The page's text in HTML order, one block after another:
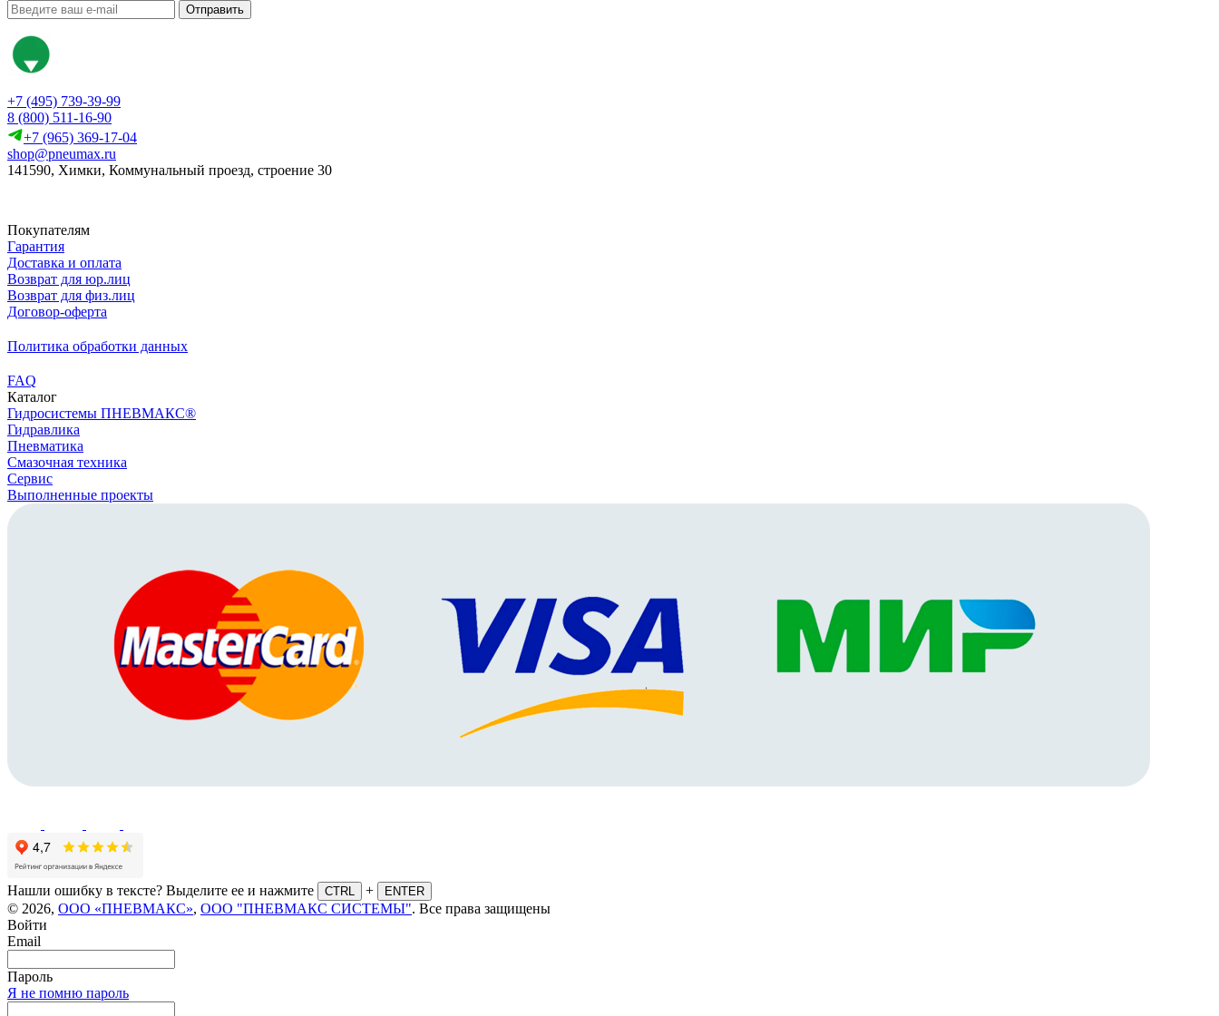
Отправить
+7 (495) 739-39-99
8 (800) 511-16-90
+7 (965) 369-17-04
shop@pneumax.ru
141590, Химки, Коммунальный проезд, строение 30
Покупателям
Гарантия
Доставка и оплата
Возврат для юр.лиц
Возврат для физ.лиц
Договор-оферта
Политика обработки данных
FAQ
Каталог
Гидросистемы ПНЕВМАКС®
Гидравлика
Пневматика
Смазочная техника
Сервис
Выполненные проекты
Нашли ошибку в тексте? Выделите ее и нажмите CTRL + ENTER
© 2026, ООО «ПНЕВМАКС», ООО "ПНЕВМАКС СИСТЕМЫ". Все права защищены
Войти
Email
Пароль
Я не помню пароль